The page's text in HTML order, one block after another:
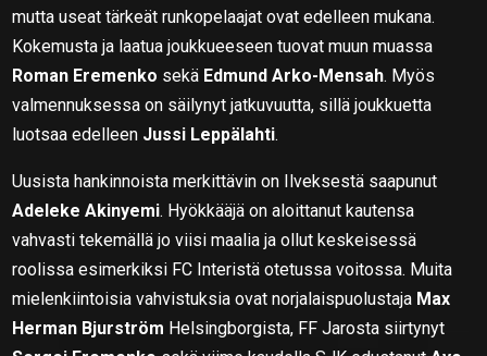
mutta useat tärkeät runkopelaajat ovat edelleen mukana.
Kokemusta ja laatua joukkueeseen tuovat muun muassa
Roman Eremenko sekä Edmund Arko-Mensah. Myös
valmennuksessa on säilynyt jatkuvuutta, sillä joukkuetta
luotsaa edelleen Jussi Leppälahti.
Uusista hankinnoista merkittävin on Ilveksestä saapunut
Adeleke Akinyemi. Hyökkääjä on aloittanut kautensa
vahvasti tekemällä jo viisi maalia ja ollut keskeisessä
roolissa esimerkiksi FC Interistä otetussa voitossa. Muita
mielenkiintoisia vahvistuksia ovat norjalaispuolustaja Max
Herman Bjurström Helsingborgista, FF Jarosta siirtynyt